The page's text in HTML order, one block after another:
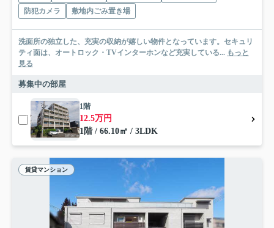
防犯カメラ
敷地内ごみ置き場
洗面所の独立した、充実の収納が嬉しい物件となっています。セキュリ
ティ面は、オートロック・TVインターホンなど充実している... もっと
見る
募集中の部屋
1階
12.5万円
1階 / 66.10㎡ / 3LDK
賃貸マンション